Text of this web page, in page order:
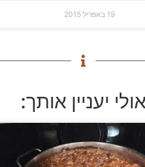
19 באפריל 2015
יעניין אותך: